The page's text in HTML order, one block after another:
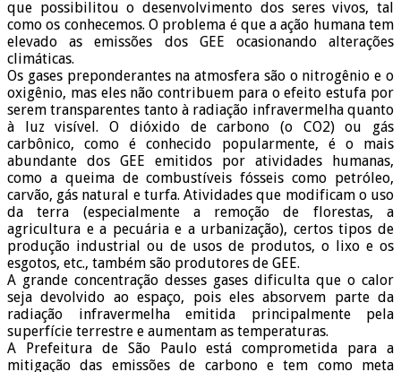
que possibilitou o desenvolvimento dos seres vivos, tal
como os conhecemos. O problema é que a ação humana tem
elevado as emissões dos GEE ocasionando alterações
climáticas.
Os gases preponderantes na atmosfera são o nitrogênio e o
oxigênio, mas eles não contribuem para o efeito estufa por
serem transparentes tanto à radiação infravermelha quanto
à luz visível. O dióxido de carbono (o CO2) ou gás
carbônico, como é conhecido popularmente, é o mais
abundante dos GEE emitidos por atividades humanas,
como a queima de combustíveis fósseis como petróleo,
carvão, gás natural e turfa. Atividades que modificam o uso
da terra (especialmente a remoção de florestas, a
agricultura e a pecuária e a urbanização), certos tipos de
produção industrial ou de usos de produtos, o lixo e os
esgotos, etc., também são produtores de GEE.
A grande concentração desses gases dificulta que o calor
seja devolvido ao espaço, pois eles absorvem parte da
radiação infravermelha emitida principalmente pela
superfície terrestre e aumentam as temperaturas.
A Prefeitura de São Paulo está comprometida para a
mitigação das emissões de carbono e tem como meta